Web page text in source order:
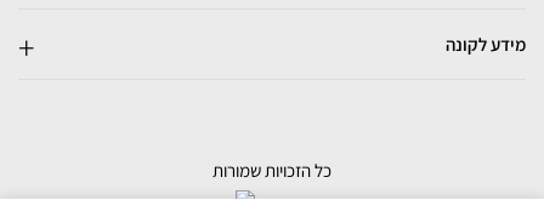
מידע לקונה
כל הזכויות שמורות